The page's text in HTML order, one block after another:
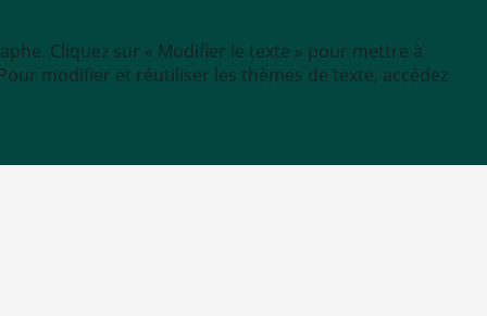
Cliquez sur « Modifier le texte » pour mettre à
modifier et réutiliser les thèmes de texte, accédez